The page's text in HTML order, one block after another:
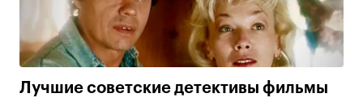
Лучшие советские детективы фильмы